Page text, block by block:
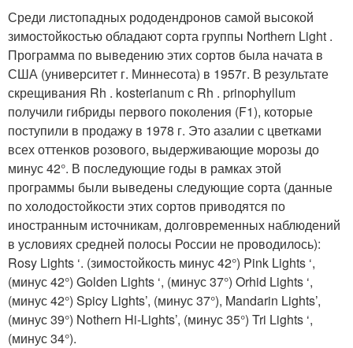
Среди листопадных рододендронов самой высокой
зимостойкостью обладают сорта группы Northern Light .
Программа по выведе­нию этих сортов была начата в
США (универ­ситет г. Миннесота) в 1957г. В результате
скрещивания Rh . kosterianum с Rh . prinophyllum
получили гибриды первого поколения (F1), которые
поступили в продажу в 1978 г. Это азалии с цветками
всех оттенков розово­го, выдерживающие морозы до
минус 42°. В последующие годы в рамках этой
программы были выведены следующие сорта (данные
по холодостойкости этих сортов приводятся по
иностранным источникам, долговремен­ных наблюдений
в условиях средней полосы России не проводилось):
Rosy Lights ‘. (зимостойкость минус 42°) Pink Lights ‘,
(минус 42°) Golden Lights ‘, (минус 37°) Orhid Lights ‘,
(минус 42°) Spicy Lights’, (минус 37°), Mandarin Lights’,
(минус 39°) Nothern Hi-Lights’, (минус 35°) Tri Lights ‘,
(минус 34°).